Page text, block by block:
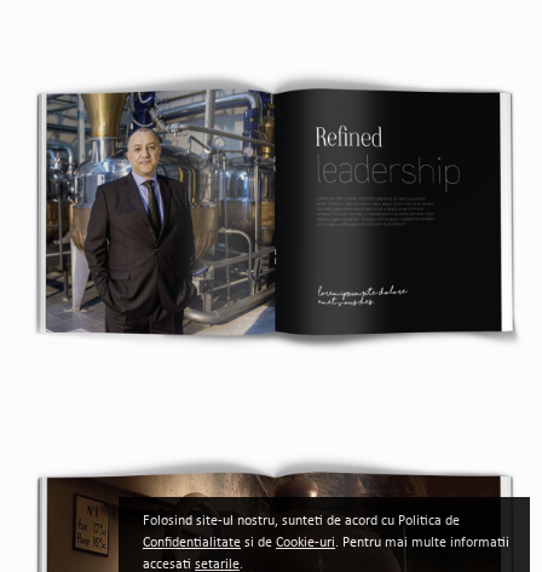
Folosind site-ul nostru, sunteti de acord cu Politica de
Confidentialitatesi deCookie-uri. Pentru mai multe informatii
accesati setarile.